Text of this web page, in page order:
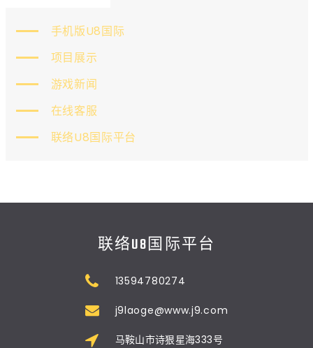
手机版U8国际
项目展示
游戏新闻
在线客服
联络U8国际平台
联络U8国际平台
13594780274
j9laoge@www.j9.com
马鞍山市诗狠星海333号